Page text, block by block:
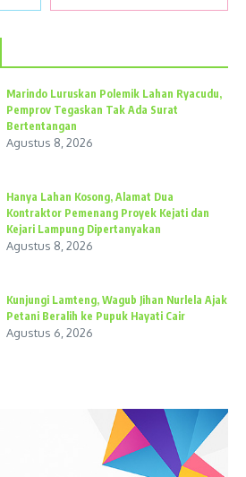
Marindo Luruskan Polemik Lahan Ryacudu,
Pemprov Tegaskan Tak Ada Surat
Bertentangan
Agustus 8, 2026
Hanya Lahan Kosong, Alamat Dua
Kontraktor Pemenang Proyek Kejati dan
Kejari Lampung Dipertanyakan
Agustus 8, 2026
Kunjungi Lamteng, Wagub Jihan Nurlela Ajak
Petani Beralih ke Pupuk Hayati Cair
Agustus 6, 2026